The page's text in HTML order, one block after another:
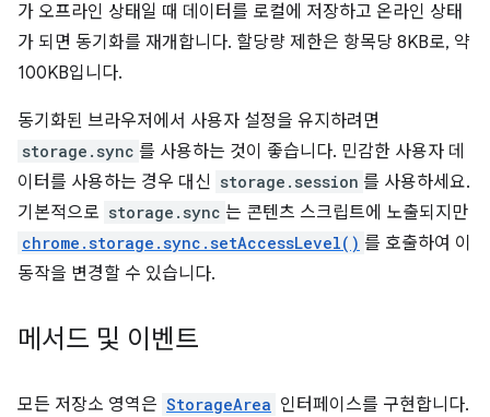
가 오프라인 상태일 때 데이터를 로컬에 저장하고 온라인 상태
가 되면 동기화를 재개합니다. 할당량 제한은 항목당 8KB로, 약
100KB입니다.
동기화된 브라우저에서 사용자 설정을 유지하려면
storage.sync 를 사용하는 것이 좋습니다. 민감한 사용자 데
이터를 사용하는 경우 대신 storage.session 를 사용하세요.
기본적으로 storage.sync 는 콘텐츠 스크립트에 노출되지만
chrome.storage.sync.setAccessLevel() 를 호출하여 이
동작을 변경할 수 있습니다.
메서드 및 이벤트
모든 저장소 영역은 StorageArea 인터페이스를 구현합니다.